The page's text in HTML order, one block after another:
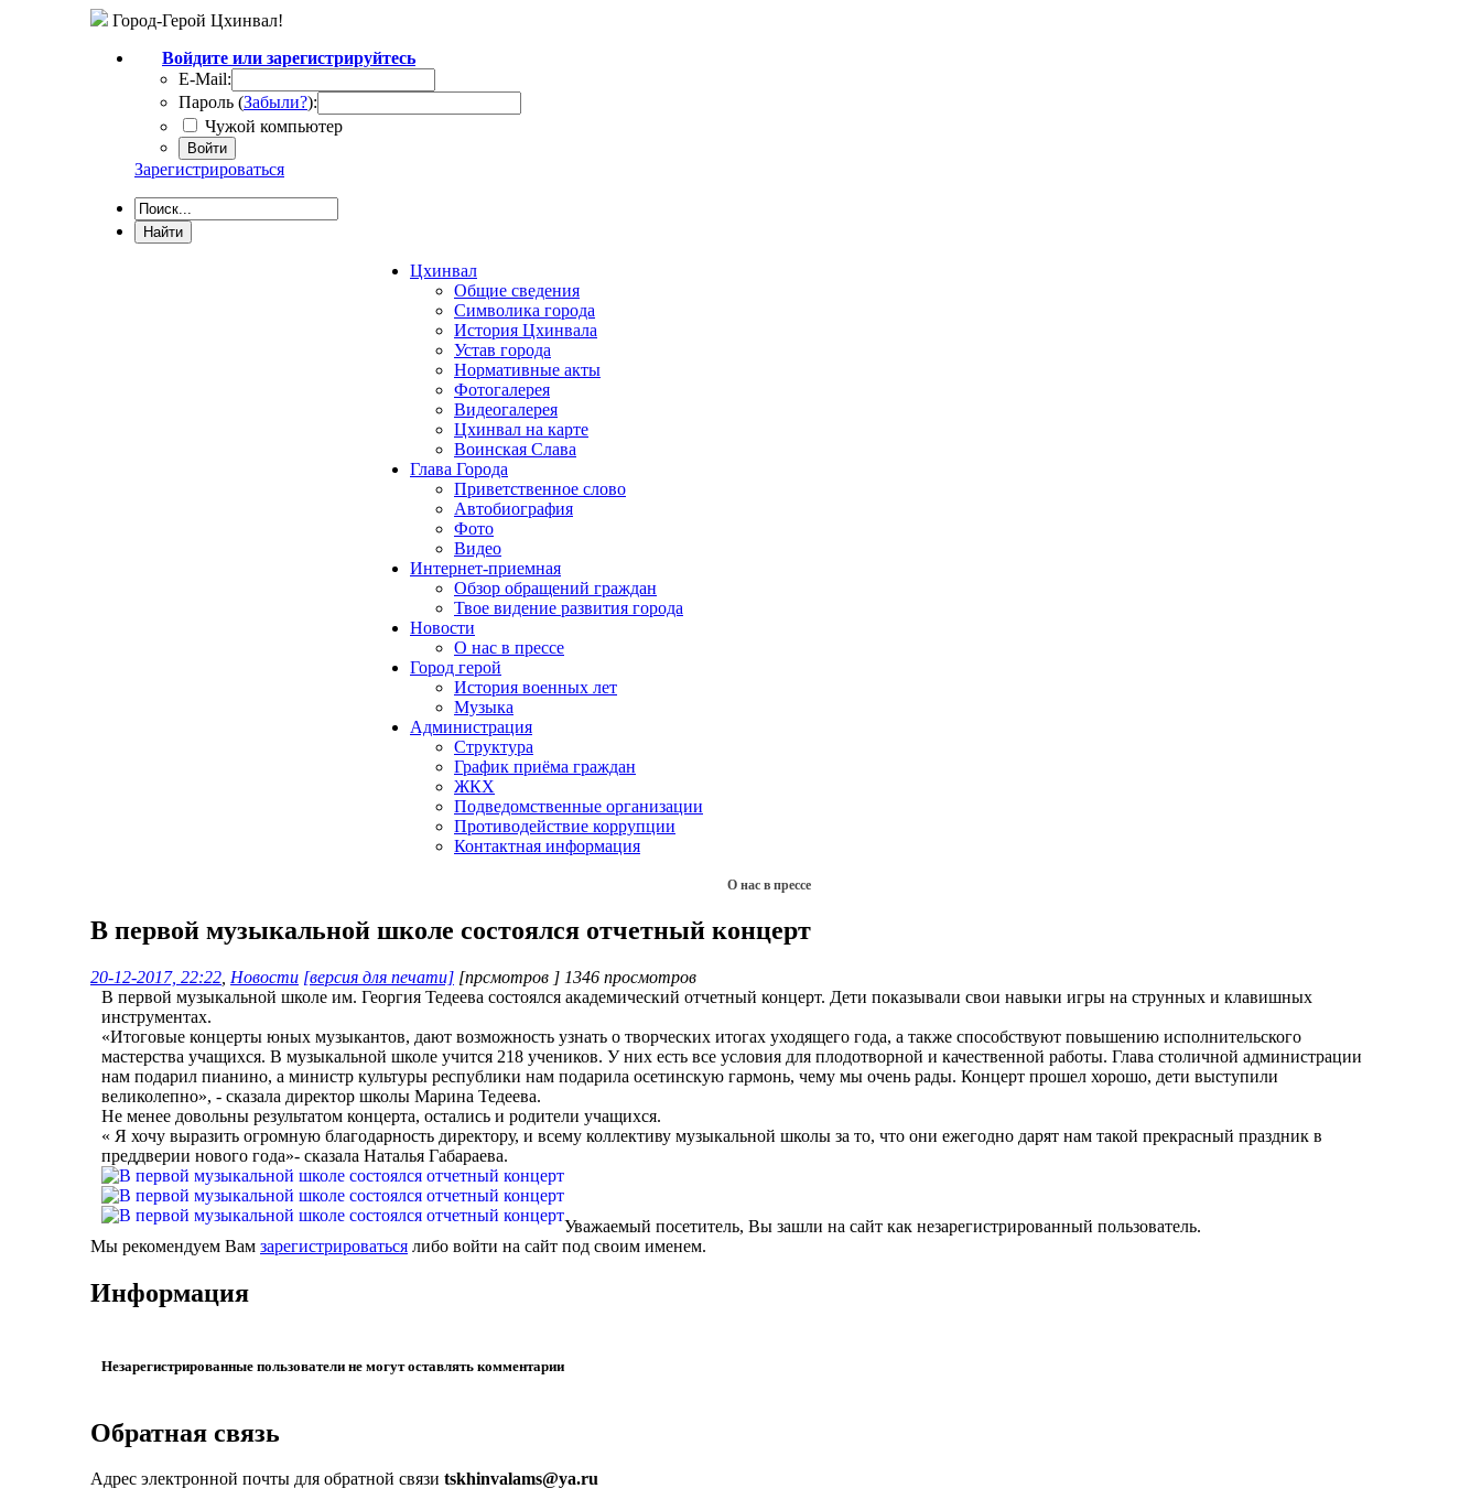
Город-Герой Цхинвал!
Войдите или зарегистрируйтесь
E-Mail:
Пароль (Забыли?):
Чужой компьютер
Войти
Зарегистрироваться
Цхинвал
Общие сведения
Символика города
История Цхинвала
Устав города
Нормативные акты
Фотогалерея
Видеогалерея
Цхинвал на карте
Воинская Слава
Глава Города
Приветственное слово
Автобиография
Фото
Видео
Интернет-приемная
Обзор обращений граждан
Твое видение развития города
Новости
О нас в прессе
Город герой
История военных лет
Музыка
Администрация
Структура
График приёма граждан
ЖКХ
Подведомственные организации
Противодействие коррупции
Контактная информация
О нас в прессе
В первой музыкальной школе состоялся отчетный концерт
20-12-2017, 22:22 Новости [версия для печати] [прсмотров ] 1346 просмотров
В первой музыкальной школе им. Георгия Тедеева состоялся академический отчетный концерт. Дети показывали свои навыки игры на струнных и клавишных
инструментах.
«Итоговые концерты юных музыкантов, дают возможность узнать о творческих итогах уходящего года, а также способствуют повышению исполнительского
мастерства учащихся. В музыкальной школе учится 218 учеников. У них есть все условия для плодотворной и качественной работы. Глава столичной администрации
нам подарил пианино, а министр культуры республики нам подарила осетинскую гармонь, чему мы очень рады. Концерт прошел хорошо, дети выступили
великолепно», - сказала директор школы Марина Тедеева.
Не менее довольны результатом концерта, остались и родители учащихся.
« Я хочу выразить огромную благодарность директору, и всему коллективу музыкальной школы за то, что они ежегодно дарят нам такой прекрасный праздник в
преддверии нового года»- сказала Наталья Габараева.
Уважаемый посетитель, Вы зашли на сайт как незарегистрированный пользователь.
Мы рекомендуем Вам зарегистрироваться либо войти на сайт под своим именем.
Информация
Незарегистрированные пользователи не могут оставлять комментарии
Обратная связь
Адрес электронной почты для обратной связи tskhinvalams@ya.ru